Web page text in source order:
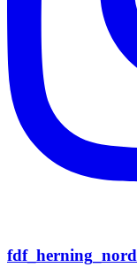
fdf_herning_nord